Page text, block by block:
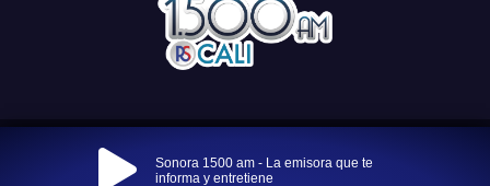
Funciona gracias a WordPress |Tema: Newses por
Sonora 1500 am - La emisora que te
informa y entretiene